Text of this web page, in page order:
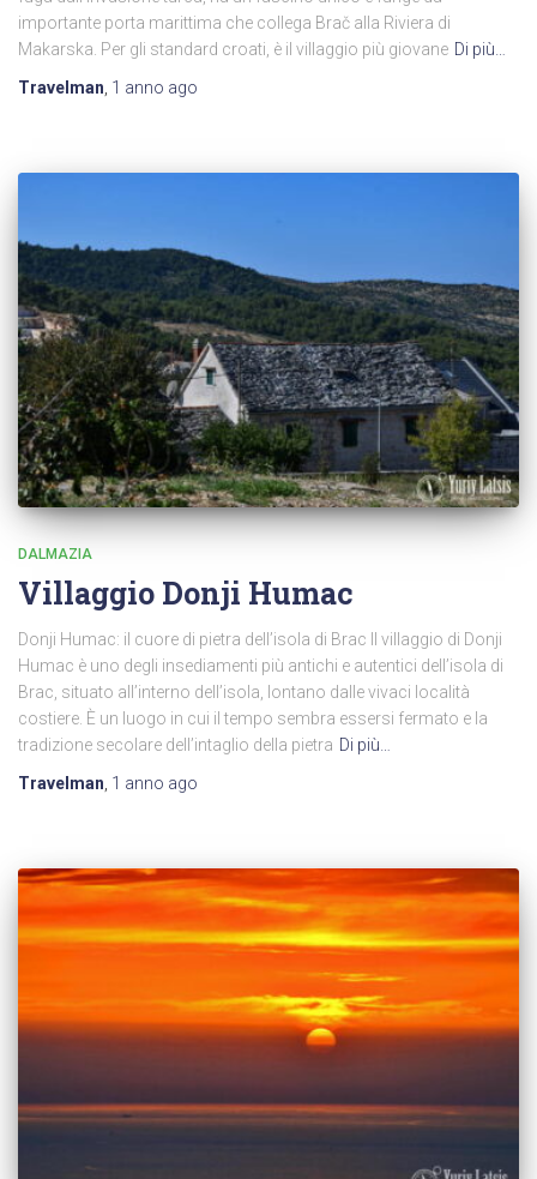
importante porta marittima che collega Brač alla Riviera di
Makarska. Per gli standard croati, è il villaggio più giovane Di più…
Travelman, 1 anno ago
DALMAZIA
Villaggio Donji Humac
Donji Humac: il cuore di pietra dell’isola di Brac Il villaggio di Donji
Humac è uno degli insediamenti più antichi e autentici dell’isola di
Brac, situato all’interno dell’isola, lontano dalle vivaci località
costiere. È un luogo in cui il tempo sembra essersi fermato e la
tradizione secolare dell’intaglio della pietra Di più…
Travelman 1 anno ago